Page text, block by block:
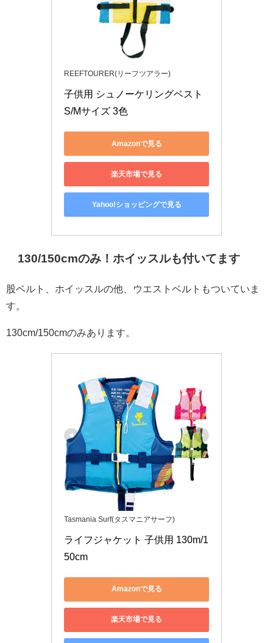
REEFTOURER(リーフツアラー)
子供用 シュノーケリングベスト
S/Mサイズ 3色
Amazonで見る
楽天市場で見る
Yahoo!ショッピングで見る
130/150cmのみ！ホイッスルも付いてます
股ベルト、ホイッスルの他、ウエストベルトもついていま
す。
130cm/150cmのみあります。
Tasmania Surf(タスマニアサーフ)
ライフジャケット 子供用 130m/1
50cm
Amazonで見る
楽天市場で見る